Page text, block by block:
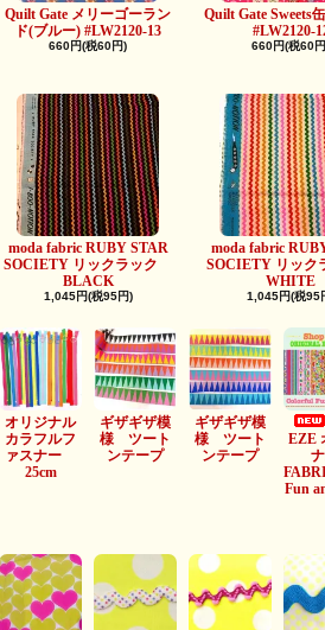
Quilt Gate メリーゴーラン
ド(ブルー) #LW2120-13
660円(税60円)
Quilt Gate Sweets
#LW2120-
660円(税60
moda fabric RUBY STAR
SOCIETY リックラック
BLACK
1,045円(税95円)
moda fabric
SOCIETY リック
WHITE
1,045円(税95
オリジナル
カラフルフ
ァスナー
25cm
ギザギザ模
様 ツート
ンテープ
ギザギザ模
様 ツート
ンテープ
EZE
Fun